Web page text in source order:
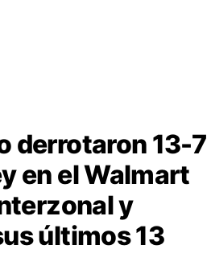
derrotaron 13-7
en el Walmart
y
últimos 13